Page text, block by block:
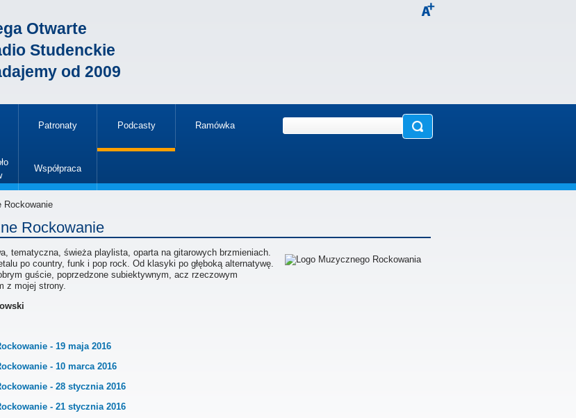
Otwarte
Studenckie
od 2009
Patronaty Podcasty
»
Ramówka
Współpraca
Rockowanie
Rockowanie
tematyczna, świeża playlista, oparta na gitarowych brzmieniach.
po country, funk i pop rock. Od klasyki po głęboką alternatywę.
guście, poprzedzone subiektywnym, acz rzeczowym
z mojej strony.
- 19 maja 2016
- 10 marca 2016
- 28 stycznia 2016
- 21 stycznia 2016